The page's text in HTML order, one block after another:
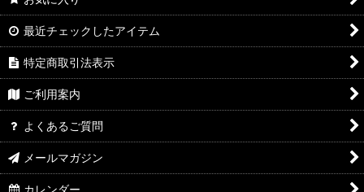
最近チェックしたアイテム
特定商取引法表示
ご利用案内
よくあるご質問
メールマガジン
カレンダー